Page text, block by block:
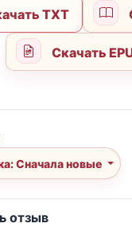
TXT
Скачать
Сортировка: Сначала новые
отзыв